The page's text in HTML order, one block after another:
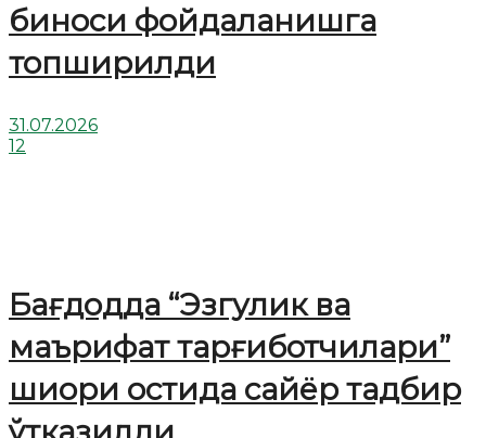
биноси фойдаланишга
топширилди
31.07.2026
12
Бағдодда “Эзгулик ва
маърифат тарғиботчилари”
шиори остида сайёр тадбир